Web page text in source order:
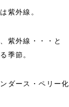
紫外線。
紫外線・・・と
季節。
ダース・ペリー